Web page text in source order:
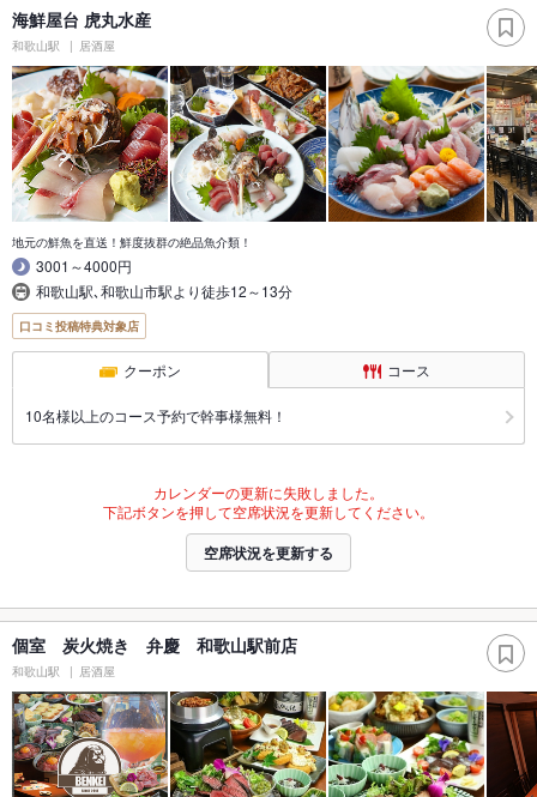
海鮮屋台 虎丸水産
和歌山駅 居酒屋
地元の鮮魚を直送！鮮度抜群の絶品魚介類！
3001～4000円
和歌山駅､和歌山市駅より徒歩12～13分
口コミ投稿特典対象店
クーポン コース
10名様以上のコース予約で幹事様無料！
カレンダーの更新に失敗しました。
下記ボタンを押して空席状況を更新してください。
空席状況を更新する
個室 炭火焼き 弁慶 和歌山駅前店
和歌山駅 居酒屋